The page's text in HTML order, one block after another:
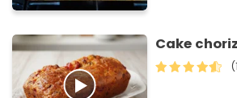
Cake